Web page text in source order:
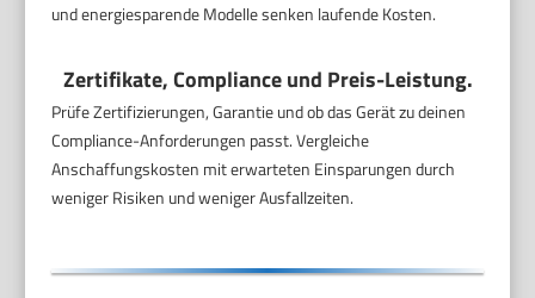
und energiesparende Modelle senken laufende Kosten.
Zertifikate, Compliance und Preis-Leistung.
Prüfe Zertifizierungen, Garantie und ob das Gerät zu deinen
Compliance-Anforderungen passt. Vergleiche
Anschaffungskosten mit erwarteten Einsparungen durch
weniger Risiken und weniger Ausfallzeiten.